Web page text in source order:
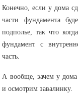
Конечно, если у дома
части фундамента
подполье, так что
фундамент с
часть.
А вообще, зачем у дома
и осмотрим завалинку.